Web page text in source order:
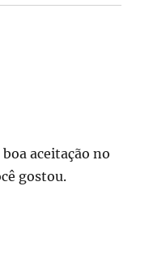
aceitação no
gostou.